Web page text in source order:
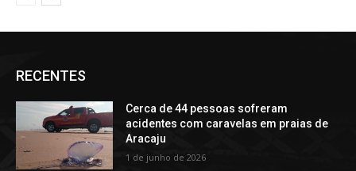
RECENTES
Cerca de 44 pessoas sofreram
acidentes com caravelas em praias de
Aracaju
1 de junho de 2026